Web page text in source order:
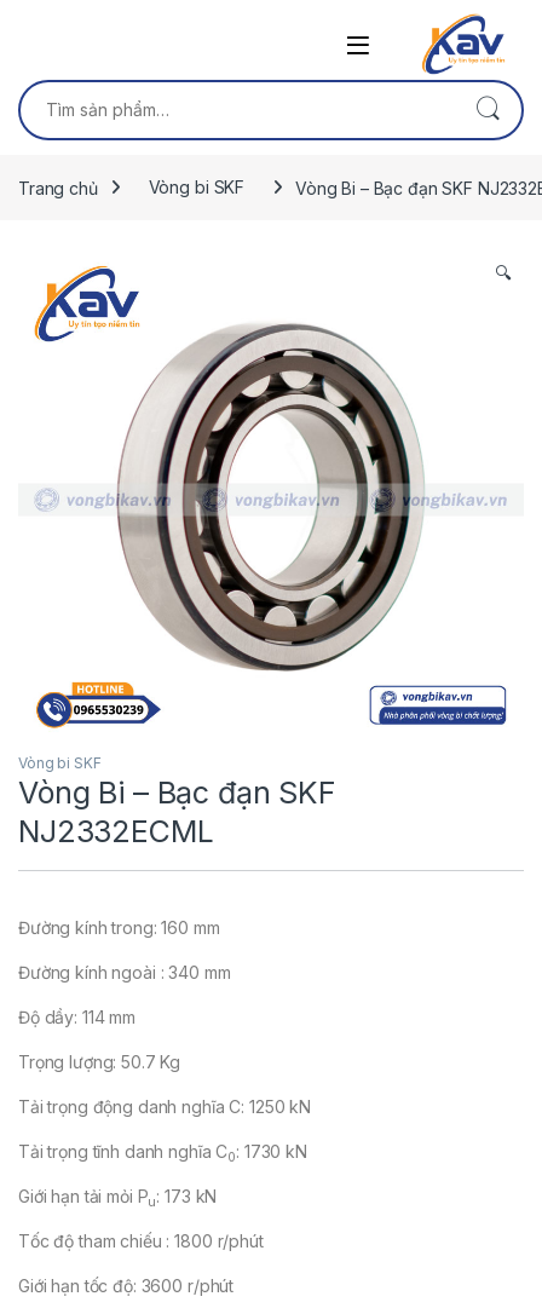
Tìm kiếm:
Trang chủ Vòng bi SKF Vòng Bi – Bạc đạn SKF
🔍
Vòng bi SKF
Vòng Bi – Bạc đạn SKF
NJ2332ECML
Đường kính trong: 160 mm
Đường kính ngoài : 340 mm
Độ dầy: 114 mm
Trọng lượng: 50.7 Kg
Tải trọng động danh nghĩa C: 1250 kN
Tải trọng tĩnh danh nghĩa C0: 1730 kN
Giới hạn tải mỏi Pu: 173 kN
Tốc độ tham chiếu : 1800 r/phút
Giới hạn tốc độ: 3600 r/phút